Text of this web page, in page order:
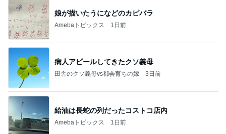
娘が描いたうになどのカピバラ
Amebaトピックス 1日前
病人アピールしてきたクソ義母
田舎のクソ義母vs都会育ちの嫁 3日前
給油は長蛇の列だったコストコ店内
Amebaトピックス 1日前